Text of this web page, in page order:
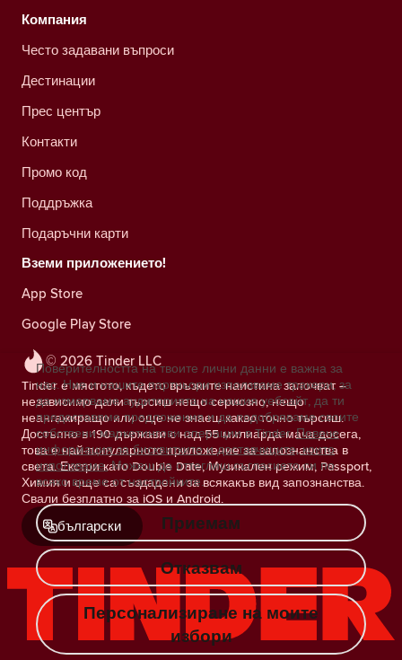
© 2026 Tinder LLC
Tinder е мястото, където връзките наистина започват –
независимо дали търсиш нещо сериозно, нещо
неангажиращо или още не знаеш какво точно търсиш.
Достъпно в 190 държави с над 55 милиарда мача досега,
това е най-популярното приложение за запознанства в
света. Екстри като Double Date, Музикален режим, Passport,
Химия и още са създадени за всякакъв вид запознанства.
Свали безплатно за iOS и Android.
български
Компания
Често задавани въпроси
Дестинации
Прес център
Контакти
Промо код
Поддръжка
Подаръчни карти
Вземи приложението!
App Store
Google Play Store
Поверителността на твоите лични данни е важна за
нас. Ние и нашите партньори използваме тракери, за
да измерваме аудиторията на нашия уебсайт, да ти
предоставяме предложения и да подобряваме своите
собствени маркетингови операции в Tinder. Повече
информация за бисквитките и доставчиците, които
използваме. Можеш да оттеглиш съгласието си по
всяко време от настройките.
Приемам
Отказвам
Персонализиране на моите
избори